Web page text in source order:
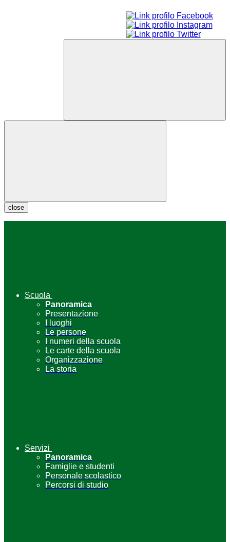
close
Scuola
Panoramica
Presentazione
I luoghi
Le persone
I numeri della scuola
Le carte della scuola
Organizzazione
La storia
Servizi
Panoramica
Famiglie e studenti
Personale scolastico
Percorsi di studio